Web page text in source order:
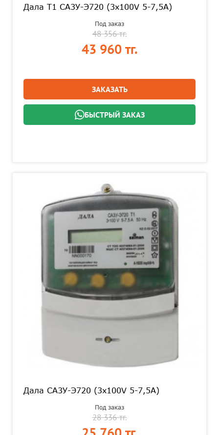
Дала T1 СА3У-Э720 (3x100V 5-7,5A)
Под заказ
48 356 тг.
43 960 тг.
ЗАКАЗАТЬ
БЫСТРЫЙ ЗАКАЗ
Дала СА3У-Э720 (3х100V 5-7,5A)
Под заказ
28 336 тг.